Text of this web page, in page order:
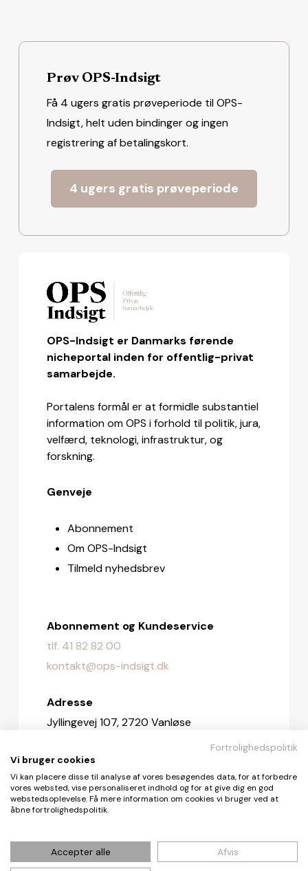
Prøv OPS-Indsigt
Få 4 ugers gratis prøveperiode til OPS-
Indsigt, helt uden bindinger og ingen
registrering af betalingskort.
4 ugers gratis prøveperiode
OPS-Indsigt er Danmarks førende
nicheportal inden for offentlig-privat
samarbejde.
Portalens formål er at formidle substantiel
information om OPS i forhold til politik, jura,
velfærd, teknologi, infrastruktur, og
forskning.
Genveje
Abonnement
Om OPS-Indsigt
Tilmeld nyhedsbrev
Abonnement og Kundeservice
tlf. 41 82 82 00
kontakt@ops-indsigt.dk
Adresse
Jyllingevej 107, 2720 Vanløse
Redaktionen
redaktionen@ops-indsigt.dk
© De Fire Vinde ApS 2026
Fortrolighedspolitik
Vi bruger cookies
Vi kan placere disse til analyse af vores besøgendes data, for at forbedre
vores websted, vise personaliseret indhold og for at give dig en god
webstedsoplevelse. Få mere information om cookies vi bruger ved at
åbne fortrolighedspolitik.
Accepter alle Afvis